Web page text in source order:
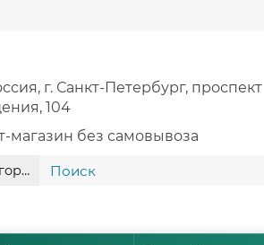
г. Санкт-Петербург, проспект
104
магазин без самовывоза